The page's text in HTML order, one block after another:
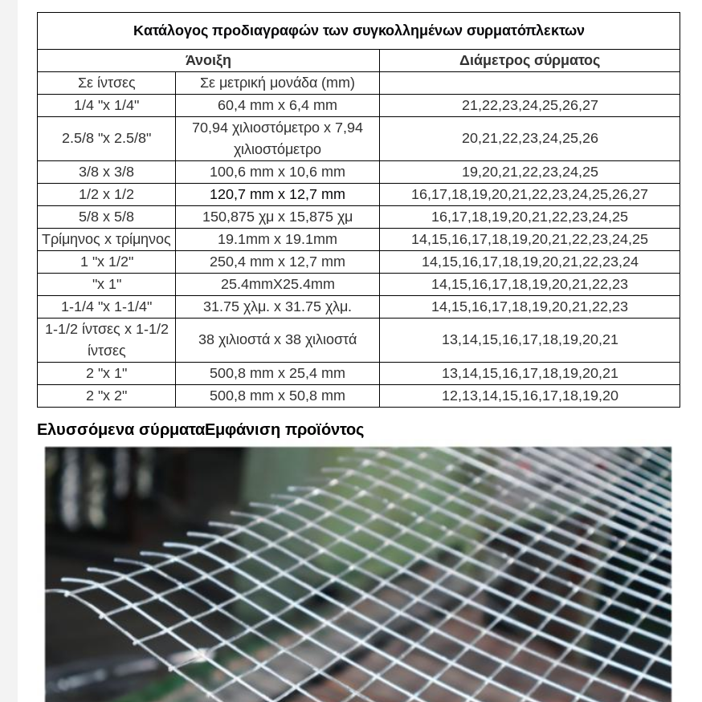
Κατάλογος προδιαγραφών των συγκολλημένων συρματόπλεκτων
Άνοιξη
Διάμετρος σύρματος
Σε ίντσες
Σε μετρική μονάδα (mm)
1/4 "x 1/4"
60,4 mm x 6,4 mm 21,22,23,24,25,26,27
2.5/8 "x 2.5/8"
70,94 χιλιοστόμετρο x 7,94
χιλιοστόμετρο
20,21,22,23,24,25,26
3/8 x 3/8 100,6 mm x 10,6 mm
19,20,21,22,23,24,25
1/2 x 1/2
120,7 mm x 12,7 mm
16,17,18,19,20,21,22,23,24,25,26,27
5/8 x 5/8
150,875 χμ x 15,875 χμ
16,17,18,19,20,21,22,23,24,25
Τρίμηνος x τρίμηνος
19.1mm x 19.1mm
14,15,16,17,18,19,20,21,22,23,24,25
1 "x 1/2"
250,4 mm x 12,7 mm
14,15,16,17,18,19,20,21,22,23,24
"x 1"
25.4mmX25.4mm
14,15,16,17,18,19,20,21,22,23
1-1/4 "x 1-1/4"
31.75 χλμ. x 31.75 χλμ.
14,15,16,17,18,19,20,21,22,23
1-1/2 ίντσες x 1-1/2
ίντσες
38 χιλιοστά x 38 χιλιοστά 13,14,15,16,17,18,19,20,21
2 "x 1" 500,8 mm x 25,4 mm
13,14,15,16,17,18,19,20,21
2 "x 2"
500,8 mm x 50,8 mm 12,13,14,15,16,17,18,19,20
Ελυσσόμενα σύρματαΕμφάνιση προϊόντος